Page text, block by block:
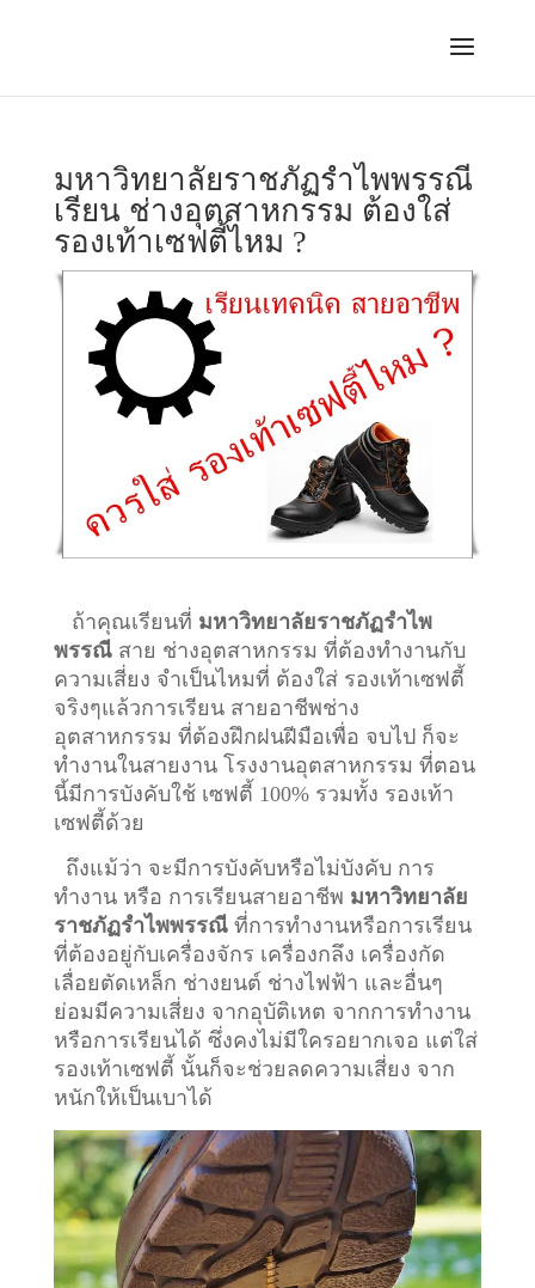
มหาวิทยาลัยราชภัฏรำไพพรรณี
เรียน ช่างอุตสาหกรรม ต้องใส่
รองเท้าเซฟตี้ไหม ?
ถ้าคุณเรียนที่ มหาวิทยาลัยราชภัฏรำไพ
พรรณีสาย ช่างอุตสาหกรรม ที่ต้องทำงานกับ
ความเสี่ยง จำเป็นไหมที่ ต้องใส่ รองเท้าเซฟตี้
จริงๆแล้วการเรียน สายอาชีพช่าง
อุตสาหกรรม ที่ต้องฝึกฝนฝีมือเพื่อ จบไป ก็จะ
ทำงานในสายงาน โรงงานอุตสาหกรรม ที่ตอน
นี้มีการบังคับใช้ เซฟตี้ 100% รวมทั้ง รองเท้า
เซฟตี้ด้วย
ถึงแม้ว่า จะมีการบังคับหรือไม่บังคับ การ
ทำงาน หรือ การเรียนสายอาชีพ มหาวิทยาลัย
ราชภัฏรำไพพรรณีที่การทำงานหรือการเรียน
ที่ต้องอยู่กับเครื่องจักร เครื่องกลึง เครื่องกัด
เลื่อยตัดเหล็ก ช่างยนต์ ช่างไฟฟ้า และอื่นๆ
ย่อมมีความเสี่ยง จากอุบัติเหต จากการทำงาน
หรือการเรียนได้ ซึ่งคงไม่มีใครอยากเจอ แต่ใส่
รองเท้าเซฟตี้ นั้นก็จะช่วยลดความเสี่ยง จาก
หนักให้เป็นเบาได้